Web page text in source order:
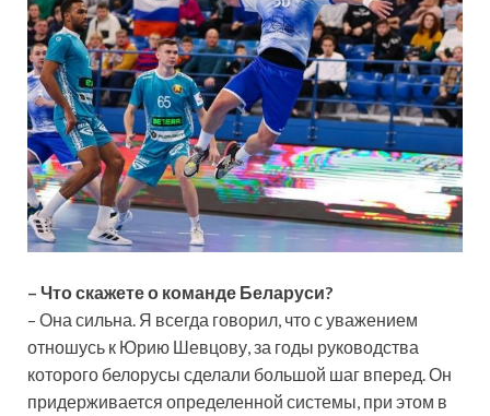
– Что скажете о команде Беларуси?
– Она сильна. Я всегда говорил, что с уважением
отношусь к Юрию Шевцову, за годы руководства
которого белорусы сделали большой шаг вперед. Он
придерживается определенной системы, при этом в